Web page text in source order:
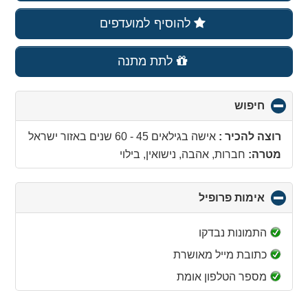
להוסיף למועדפים
לתת מתנה
חיפוש
to
collapseרוצה להכיר :אישה בגילאים 45 - 60 שנים באזור ישראל
מטרה: חברות, אהבה, נישואין, בילוי
אימות פרופיל
to
התמונות נבדקו
כתובת מייל מאושרת
מספר הטלפון אומת